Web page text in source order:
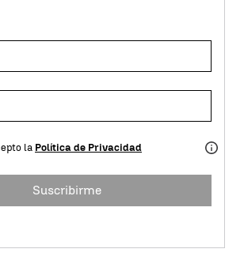
la Política de Privacidad
Suscribirme